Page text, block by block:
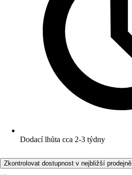
Dodací lhůta cca 2-3 týdny
Zkontrolovat dostupnost v nejbližší prodejně